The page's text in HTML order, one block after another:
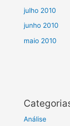
julho 2010
junho 2010
maio 2010
Análise